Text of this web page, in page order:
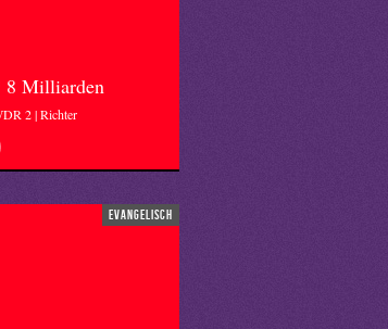
8 Milliarden
2 | Richter
evangelisch